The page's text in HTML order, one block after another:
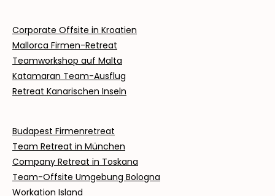
Corporate Offsite in Kroatien
Mallorca Firmen-Retreat
Teamworkshop auf Malta
Katamaran Team-Ausflug
Retreat Kanarischen Inseln
Budapest Firmenretreat
Team Retreat in München
Company Retreat in Toskana
Team-Offsite Umgebung Bologna
Workation Island